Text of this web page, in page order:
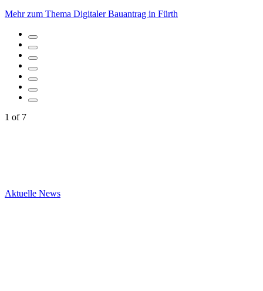
Mehr zum Thema Digitaler Bauantrag in Fürth
1 of 7
Aktuelle News